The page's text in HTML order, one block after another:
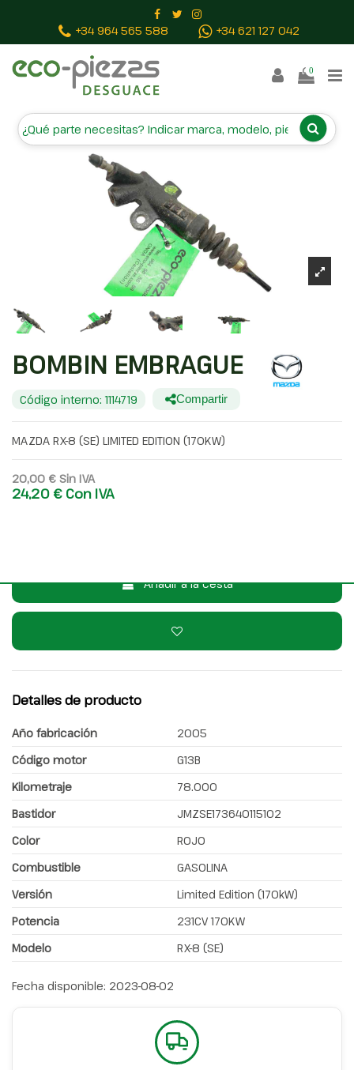
+34 964 565 588 +34 621 127 042
0
BOMBIN EMBRAGUE
BOMBIN EMBRAGUE
Código interno: 1114719 Compartir
MAZDA RX-8 (SE) LIMITED EDITION (170KW)
20,00 € Sin IVA
24,20 € Con IVA
Añadir a la cesta
Detalles de producto
Año fabricación
2005
Código motor
G13B
Kilometraje
78.000
Bastidor
JMZSE173640115102
Color
ROJO
Combustible
GASOLINA
Versión
Limited Edition (170kW)
Potencia
231CV 170KW
Modelo
RX-8 (SE)
Fecha disponible: 2023-08-02